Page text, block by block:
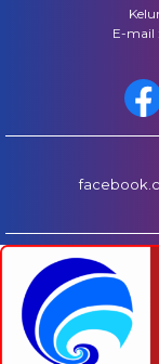
E-mail
HOME
COPYRIGHT © 2025